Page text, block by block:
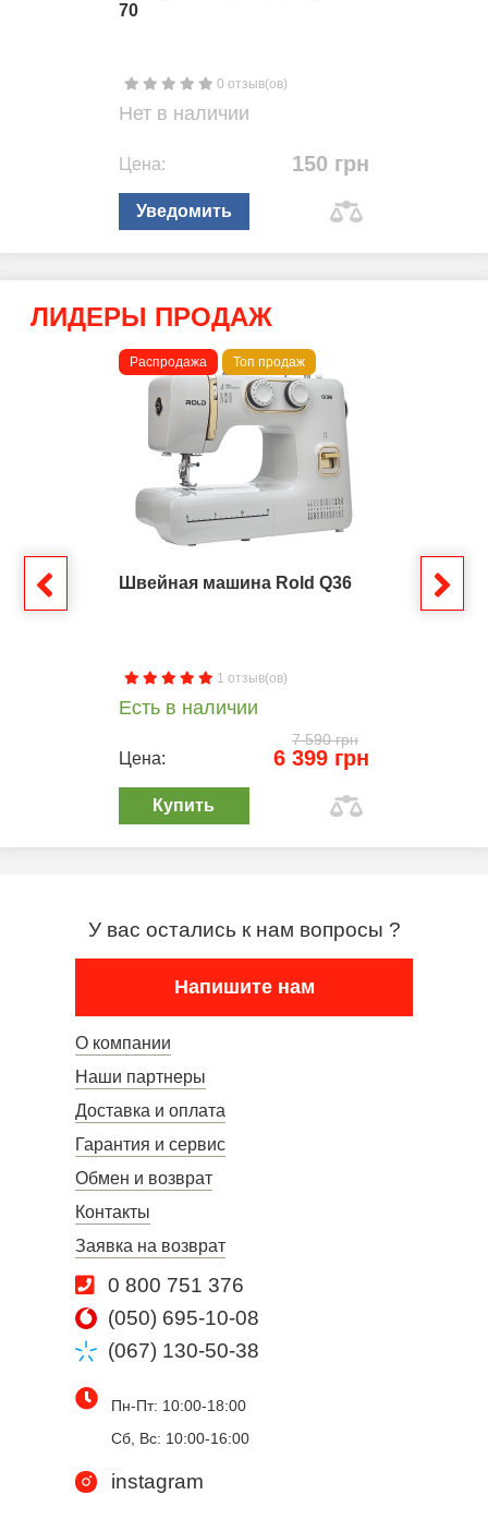
70
0 отзыв(ов)
Нет в наличии
Цена: 150 грн
Уведомить
ЛИДЕРЫ ПРОДАЖ
Распродажа Топ продаж
Швейная машина Rold Q36
1 отзыв(ов)
Есть в наличии
7 590 грн
Цена: 6 399 грн
Купить
У вас остались к нам вопросы ?
Напишите нам
О компании
Наши партнеры
Доставка и оплата
Гарантия и сервис
Обмен и возврат
Контакты
Заявка на возврат
0 800 751 376
(050) 695-10-08
(067) 130-50-38
Пн-Пт: 10:00-18:00
Сб, Вс: 10:00-16:00
instagram